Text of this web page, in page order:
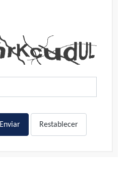
Enviar Restablecer